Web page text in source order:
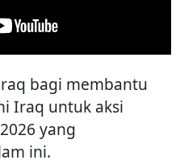
bagi membantu
Iraq untuk aksi
yang
ini.